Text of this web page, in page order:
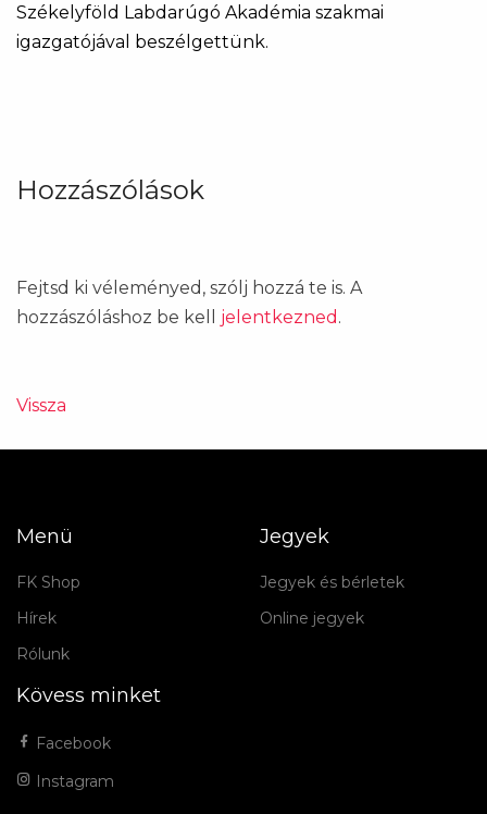
Székelyföld Labdarúgó Akadémia szakmai
igazgatójával beszélgettünk.
Hozzászólások
Fejtsd ki véleményed, szólj hozzá te is. A
hozzászóláshoz be kell jelentkezned .
Vissza
Menü
FK Shop
Hírek
Rólunk
Jegyek
Jegyek és bérletek
Online jegyek
Kövess minket
Facebook
Instagram